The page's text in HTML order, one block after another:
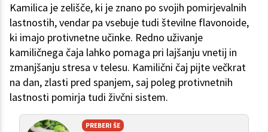
Kamilica je zelišče, ki je znano po svojih pomirjevalnih
lastnostih, vendar pa vsebuje tudi številne flavonoide,
ki imajo protivnetne učinke. Redno uživanje
kamiličnega čaja lahko pomaga pri lajšanju vnetij in
zmanjšanju stresa v telesu. Kamilični čaj pijte večkrat
na dan, zlasti pred spanjem, saj poleg protivnetnih
lastnosti pomirja tudi živčni sistem.
PREBERI ŠE